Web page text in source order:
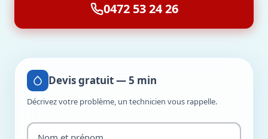
0472 53 24 26
Devis gratuit — 5 min
Décrivez votre problème, un technicien vous rappelle.